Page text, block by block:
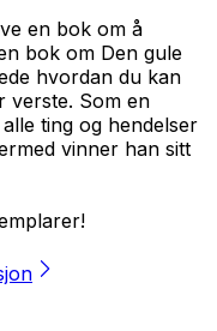
en bok om å
bok om Den gule
hvordan du kan
verste. Som en
ting og hendelser
vinner han sitt